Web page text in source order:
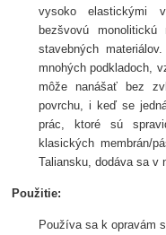
vysoko elastickými
bezšvovú
stavebných
mnohých podkladoch,
môže nanášať bez
povrchu, i keď se
prác, ktoré sú
klasických membrán/
Taliansku, dodáva sa v
Použitie:
Používa sa k opravám